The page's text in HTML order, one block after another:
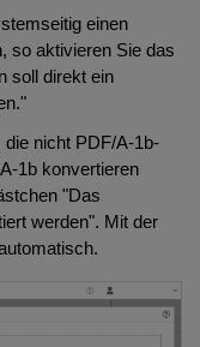
einen
so aktivieren Sie das
soll direkt ein
die nicht PDF/A-1b-
1b konvertieren
"Das
werden". Mit der